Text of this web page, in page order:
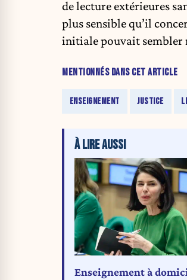
de lecture extérieures
plus sensible qu’il
initiale pouvait sembler
MENTIONNÉS DANS CET ARTICLE
ENSEIGNEMENT JUSTICE
À LIRE AUSSI
Enseignement à